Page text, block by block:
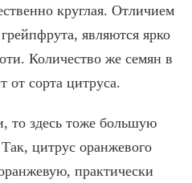
круглая. Отличием
являются ярко
Количество же семян в
от сорта цитруса.
то здесь тоже большую
цитрус оранжевого
практически